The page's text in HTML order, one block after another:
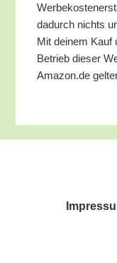
dadurch nichts
Mit dei­nem Kauf
Betrieb die­ser
Amazon.de